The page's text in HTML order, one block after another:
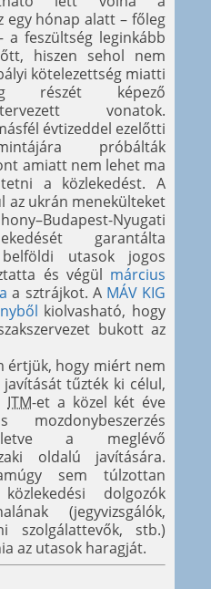
egy hónap alatt – főleg
feszültség leginkább
hiszen sehol nem
kötelezettség miatti
részét képező
vonatok.
évtizeddel ezelőtti
próbálták
amiatt nem lehet ma
a közlekedést. A
az ukrán menekülteket
Nyugati
garantálta
utasok jogos
és végül március
a sztrájkot. A MÁV KIG
kiolvasható, hogy
bukott az
értjük, hogy miért nem
tűzték ki célul,
ITM-et a közel két éve
a meglévő
oldalú javítására.
sem túlzottan
dolgozók
(jegyvizsgálók,
szolgálattevők, stb.)
az utasok haragját.